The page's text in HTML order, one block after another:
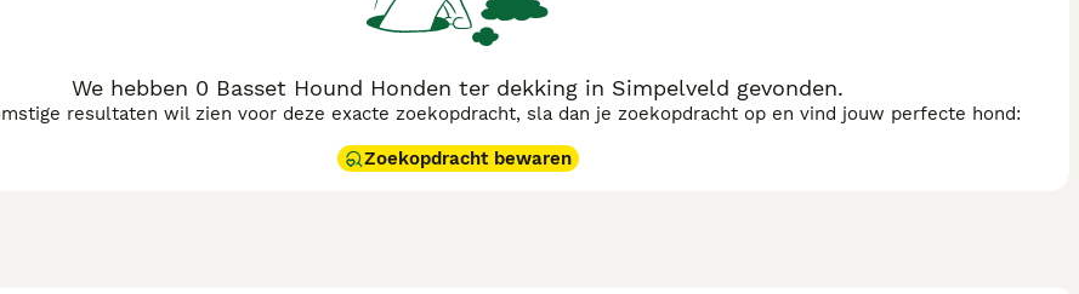
We hebben 0 Basset Hound Honden ter dekking in Simpelveld gevonden.
resultaten wil zien voor deze exacte zoekopdracht, sla dan je zoekopdracht op en vind jouw perfecte hond:
Zoekopdracht bewaren